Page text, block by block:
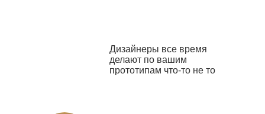
Дизайнеры все время
делают по вашим
прототипам что-то не то